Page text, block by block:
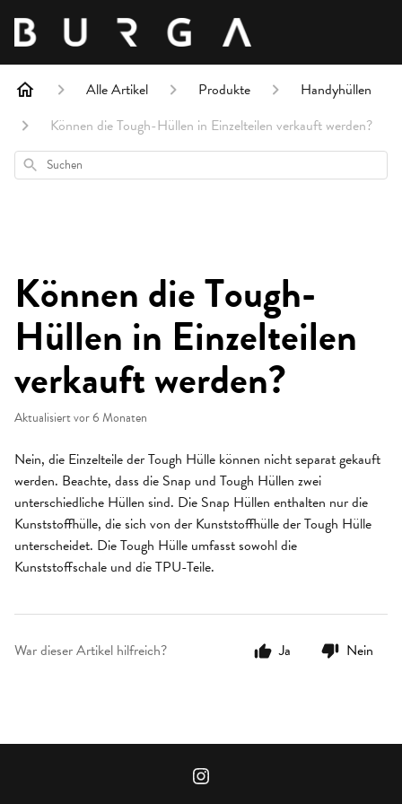
Alle Artikel Produkte
Handyhüllen
Können die Tough-Hüllen in Einzelteilen verkauft werden?
Suchen
Können die Tough-
Hüllen in Einzelteilen
verkauft werden?
Aktualisiertvor 6 Monaten
Nein, die Einzelteile der Tough Hülle können nicht separat gekauft
werden. Beachte, dass die Snap und Tough Hüllen zwei
unterschiedliche Hüllen sind. Die Snap Hüllen enthalten nur die
Kunststoffhülle, die sich von der Kunststoffhülle der Tough Hülle
unterscheidet. Die Tough Hülle umfasst sowohl die
Kunststoffschale und die TPU-Teile.
War dieser Artikel hilfreich? Ja Nein